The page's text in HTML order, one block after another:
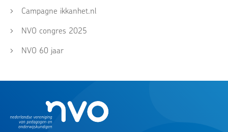
Campagne ikkanhet.nl
NVO congres 2025
NVO 60 jaar